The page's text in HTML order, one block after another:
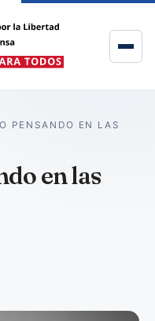
PENSANDO EN LAS
en las